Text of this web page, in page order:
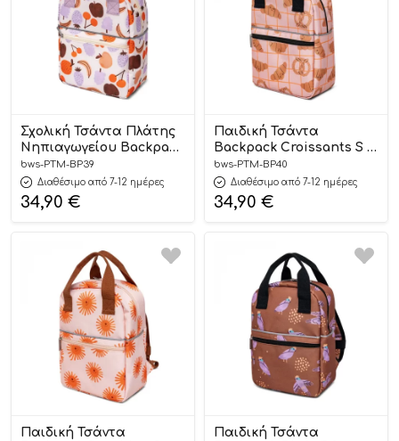
Σχολική Τσάντα Πλάτης
Νηπιαγωγείου Backpack
Fruits S – Petit Monkey
bws-PTM-BP39
Διαθέσιμο από 7-12 ημέρες
34,90 €
Παιδική Τσάντα
Backpack Croissants S –
Petit Monkey
bws-PTM-BP40
Διαθέσιμο από 7-12 ημέρες
34,90 €
Παιδική Τσάντα
Παιδική Τσάντα